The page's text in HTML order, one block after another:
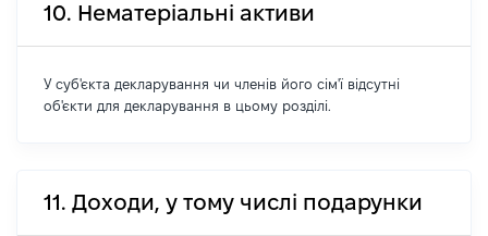
10. Нематеріальні активи
У суб'єкта декларування чи членів його сім'ї відсутні
об'єкти для декларування в цьому розділі.
11. Доходи, у тому числі подарунки